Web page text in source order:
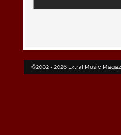
©2002 - 2026 Extra! Music